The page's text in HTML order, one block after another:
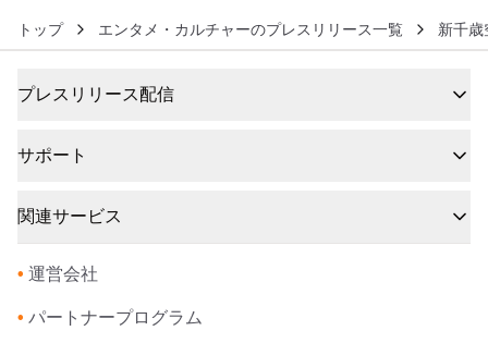
トップ エンタメ・カルチャーのプレスリリース一覧 新千
プレスリリース配信
サポート
関連サービス
• 運営会社
• パートナープログラム